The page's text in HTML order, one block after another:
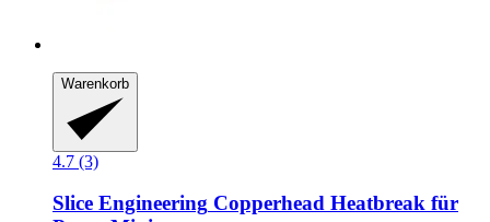
Warenkorb
4.7 (3)
Slice Engineering Copperhead Heatbreak für